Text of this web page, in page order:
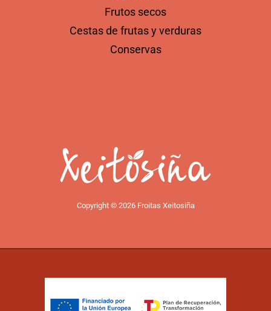
Frutos secos
Cestas de frutas y verduras
Conservas
Copyright © 2026 Froitas Xeitosiña